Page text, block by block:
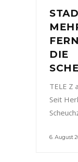
DIE
TELE Z
Seit
6. August